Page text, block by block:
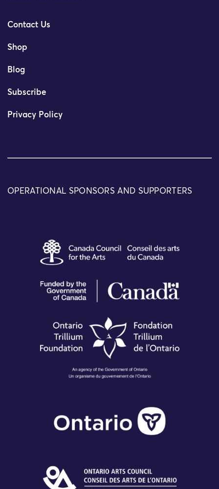
Contact Us
Shop
Blog
Subscribe
Privacy Policy
OPERATIONAL SPONSORS AND SUPPORTERS